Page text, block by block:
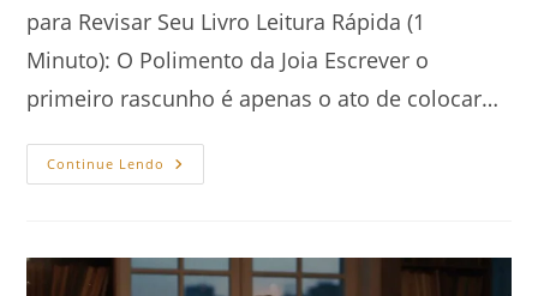
para Revisar Seu Livro Leitura Rápida (1
Minuto): O Polimento da Joia Escrever o
primeiro rascunho é apenas o ato de colocar…
Continue Lendo Do
Rascunho
Seu
Livro